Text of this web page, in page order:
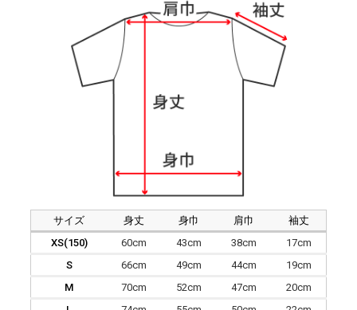
サイズ 身丈 身巾 肩巾
袖丈
XS(150)
60cm 43cm 38cm
17cm
S
66cm 49cm 44cm
19cm
M
70cm 52cm 47cm
20cm